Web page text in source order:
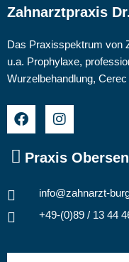
Zahnarztpraxis
Das Praxisspektrum von
u.a. Prophylaxe,
Wurzelbehandlung,
Praxis
info@zahnarzt-
+49-(0)89 / 13 44